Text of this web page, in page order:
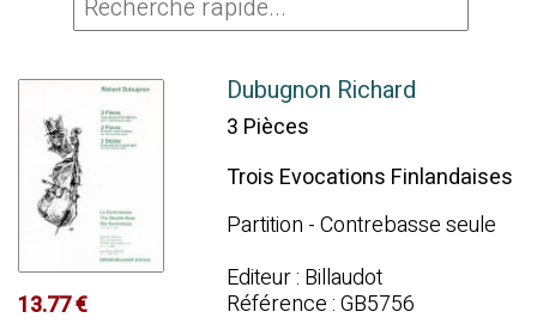
13.77 €
Dubugnon Richard
3 Pièces
Trois Evocations Finlandaises
Partition - Contrebasse seule
Editeur : Billaudot
Référence : GB5756